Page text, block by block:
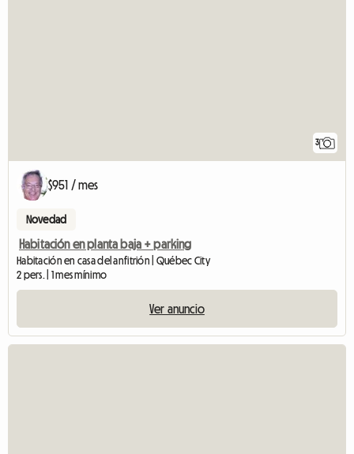
3
$951 / mes
Novedad
Habitación en planta baja + parking
Habitación en casa del anfitrión | Québec City
2 pers. | 1 mes mínimo
Ver anuncio